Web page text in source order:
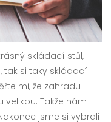
skládací stůl,
tak si taky skládací
mi, že zahradu
Takže nám
jsme si vybrali